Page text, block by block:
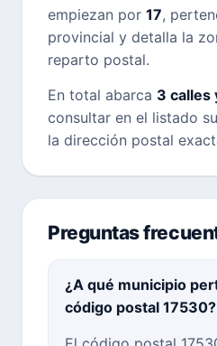
empiezan por 17,
provincial y detalla la
reparto postal.
En total abarca 3 calles
consultar en el listado
la dirección postal
Preguntas
¿A qué municipio
código postal 17530?